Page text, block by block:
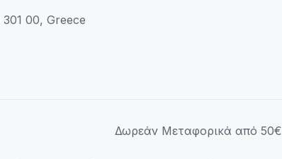
00, Greece
Δωρεάν Μεταφορικά από 50€